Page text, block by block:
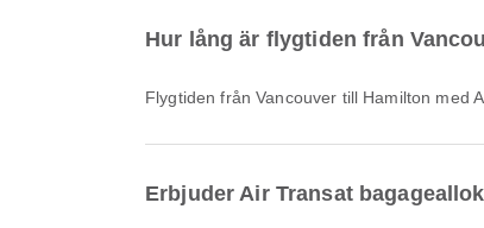
Hur lång är flygtiden från
Flygtiden från Vancouver till Hamilton med
Erbjuder Air Transat